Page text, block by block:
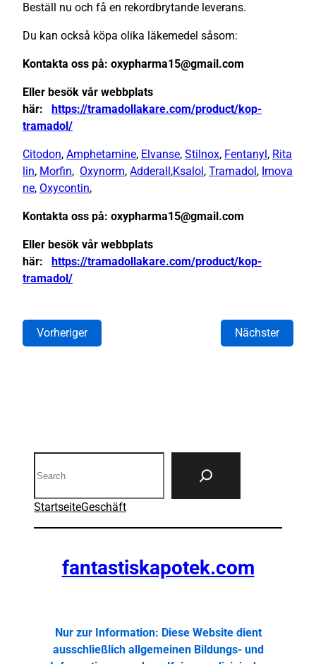
Beställ nu och få en rekordbrytande leverans.
Du kan också köpa olika läkemedel såsom:
Kontakta oss på: oxypharma15@gmail.com
Eller besök vår webbplats
här:
https://tramadollakare.com/product/kop-
tramadol/
Citodon, Amphetamine, Elvanse, Stilnox, Fentanyl , Rita
lin, Morfin, Oxynorm, Adderall ,Ksalol , Tramadol , Imova
ne, Oxycontin,
Kontakta oss på: oxypharma15@gmail.com
Eller besök vår webbplats
här:
https://tramadollakare.com/product/kop-
tramadol/
Vorheriger Nächster
StartseiteGeschäft
fantastiskapotek.com
Nur zur Information: Diese Website dient
ausschließlich allgemeinen Bildungs- und